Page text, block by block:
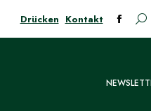
Drücken Kontakt
in